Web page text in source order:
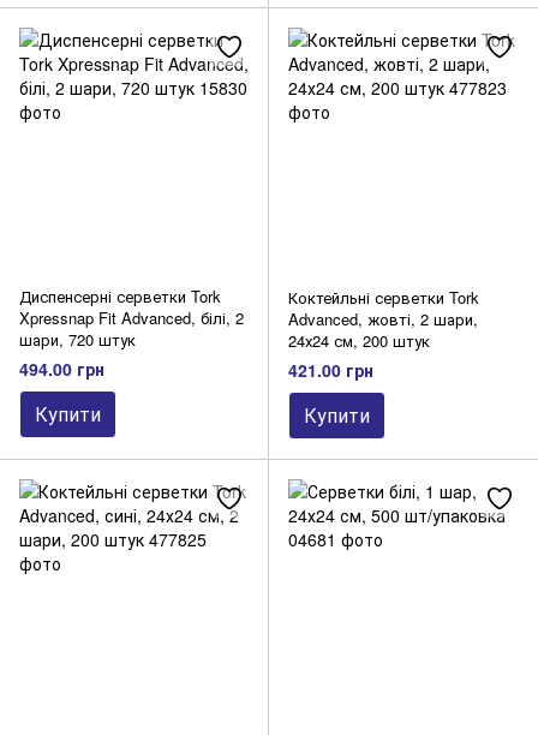
Диспенсерні серветки Tork
Xpressnap Fit Advanced, білі, 2
шари, 720 штук
494.00 грн
Купити
Коктейльні серветки Tork
Advanced, жовті, 2 шари,
24х24 см, 200 штук
421.00 грн
Купити